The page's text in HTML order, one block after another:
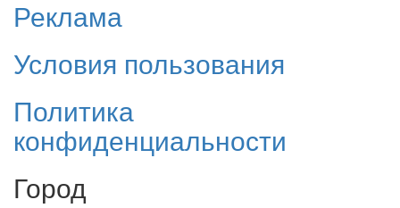
Реклама
Условия пользования
Политика
конфиденциальности
Город